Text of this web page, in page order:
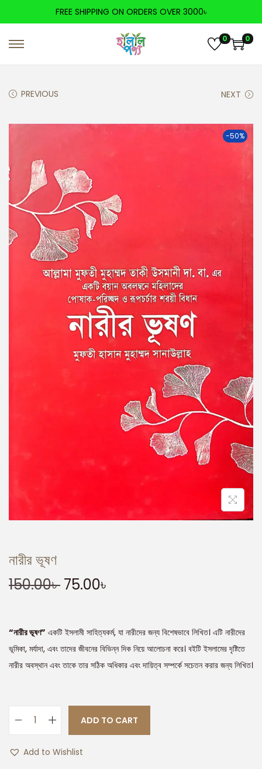
FREE SHIPPING ON ORDERS OVER 3000৳
0 0
PREVIOUS NEXT
-50%
নারীর ভূষণ
150.00৳ 75.00৳
“নারীর ভূষণ” একটি ইসলামী সাহিত্যকর্ম, যা নারীদের জন্য বিশেষভাবে লিখিত। এটি নারীদের
ভূমিকা, মর্যাদা, এবং তাদের জীবনের বিভিন্ন দিক নিয়ে আলোচনা করে। বইটি ইসলামের দৃষ্টিতে
নারীর অবস্থান এবং তাকে তার সঠিক অধিকার এবং দায়িত্ব সম্পর্কে সচেতন করার জন্য লিখিত।
ADD TO CART
Add to Wishlist